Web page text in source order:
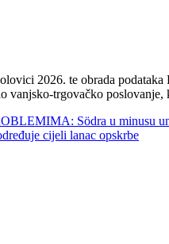
2026. te obrada
trgovačko poslovanje,
Södra u minusu
cijeli lanac opskrbe